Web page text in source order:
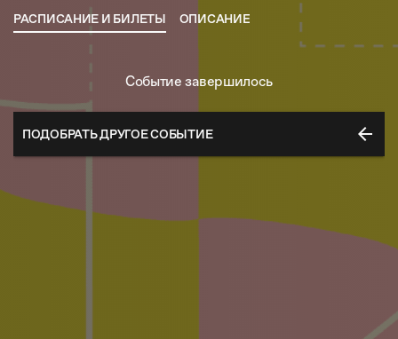
РАСПИСАНИЕ И БИЛЕТЫ ОПИСАНИЕ
Событие завершилось
ПОДОБРАТЬ ДРУГОЕ СОБЫТИЕ arrow_back